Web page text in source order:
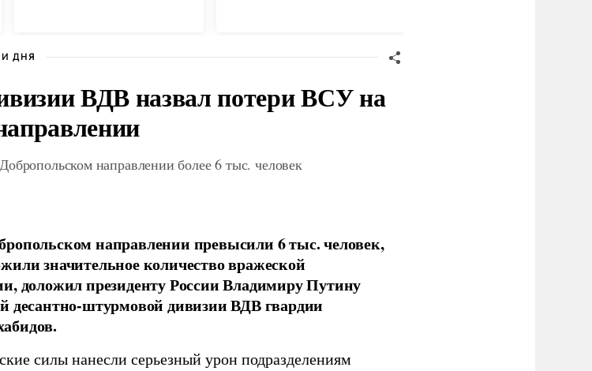
ДНЯ
ВДВ назвал потери ВСУ на
направлении более 6 тыс. человек
направлении превысили 6 тыс. человек,
значительное количество вражеской
доложил президенту России Владимиру Путину
десантно-штурмовой дивизии ВДВ гвардии
силы нанесли серьезный урон подразделениям